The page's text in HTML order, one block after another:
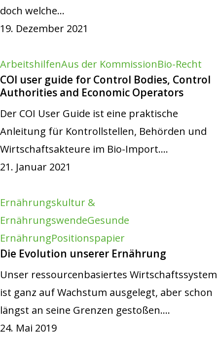
doch welche…
19. Dezember 2021
ArbeitshilfenAus der KommissionBio-Recht
COI user guide for Control Bodies, Control
Authorities and Economic Operators
Der COI User Guide ist eine praktische
Anleitung für Kontrollstellen, Behörden und
Wirtschaftsakteure im Bio-Import.…
21. Januar 2021
Ernährungskultur &
ErnährungswendeGesunde
ErnährungPositionspapier
Die Evolution unserer Ernährung
Unser ressourcenbasiertes Wirtschaftssystem
ist ganz auf Wachstum ausgelegt, aber schon
längst an seine Grenzen gestoßen.…
24. Mai 2019